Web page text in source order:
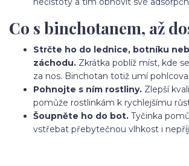
Co s binchotanem, až
Strčte ho do lednice, botníku
záchodu. Zkrátka poblíž míst, kde
za nos. Binchotan totiž umí
Pohnojte s ním rostliny. Zlepší
pomůže rostlinkám k rychlejšímu
Šoupněte ho do bot. Tyčinka
vstřebat přebytečnou vlhkost i